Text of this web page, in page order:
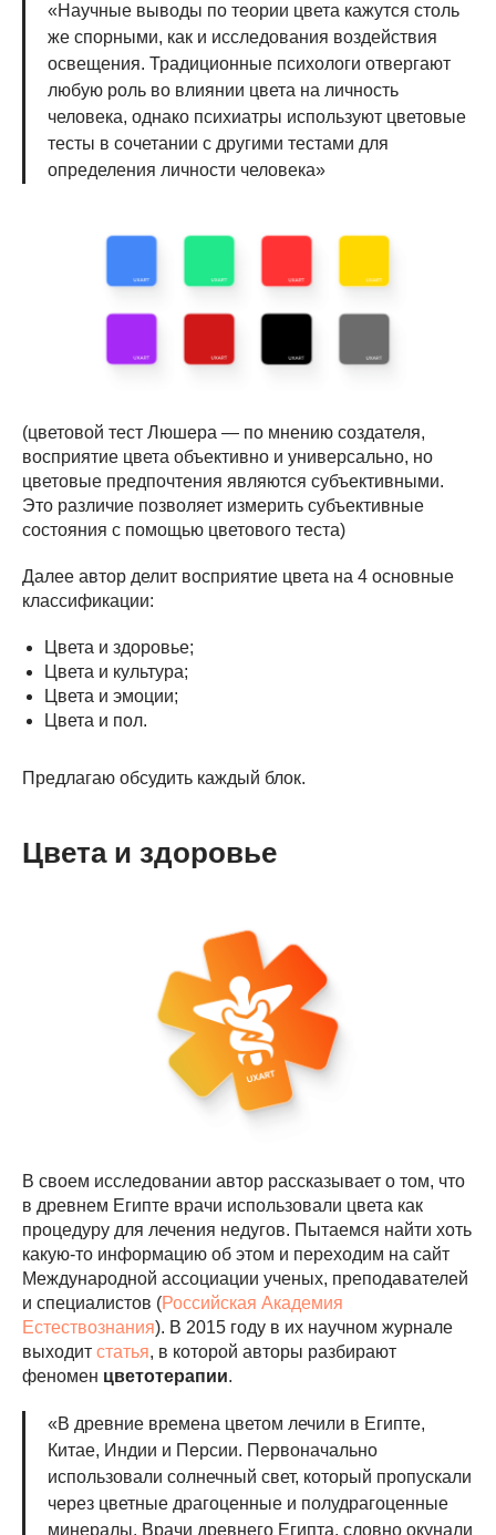
«Научные выводы по теории цвета кажутся столь
же спорными, как и исследования воздействия
освещения. Традиционные психологи отвергают
любую роль во влиянии цвета на личность
человека, однако психиатры используют цветовые
тесты в сочетании с другими тестами для
определения личности человека»
(цветовой тест Люшера — по мнению создателя,
восприятие цвета объективно и универсально, но
цветовые предпочтения являются субъективными.
Это различие позволяет измерить субъективные
состояния с помощью цветового теста)
Далее автор делит восприятие цвета на 4 основные
классификации:
Цвета и здоровье;
Цвета и культура;
Цвета и эмоции;
Цвета и пол.
Предлагаю обсудить каждый блок.
Цвета и здоровье
В своем исследовании автор рассказывает о том, что
в древнем Египте врачи использовали цвета как
процедуру для лечения недугов. Пытаемся найти хоть
какую-то информацию об этом и переходим на сайт
Международной ассоциации ученых, преподавателей
и специалистов (Российская Академия
Естествознания). В 2015 году в их научном журнале
выходит статья, в которой авторы разбирают
феномен цветотерапии.
«В древние времена цветом лечили в Египте,
Китае, Индии и Персии. Первоначально
использовали солнечный свет, который пропускали
через цветные драгоценные и полудрагоценные
минералы. Врачи древнего Египта, словно окунали